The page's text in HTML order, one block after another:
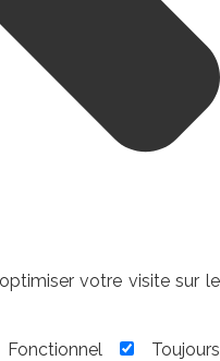
votre visite sur le
Fonctionnel Toujours